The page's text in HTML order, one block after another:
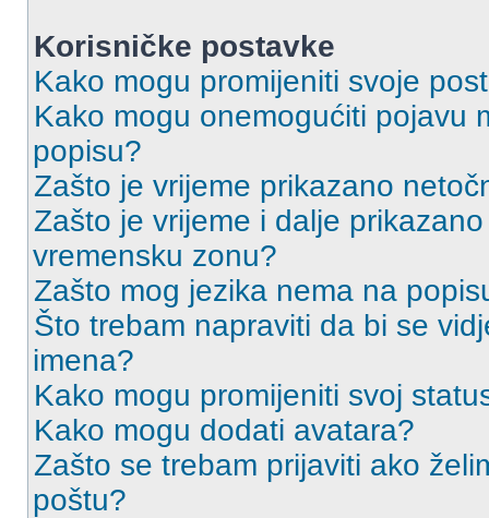
Korisničke postavke
Kako mogu promijeniti svoje
Kako mogu onemogućiti pojavu
popisu?
Zašto je vrijeme prikazano
Zašto je vrijeme i dalje
vremensku zonu?
Zašto mog jezika nema na
Što trebam napraviti da bi se
imena?
Kako mogu promijeniti svoj
Kako mogu dodati avatara?
Zašto se trebam prijaviti ako
poštu?